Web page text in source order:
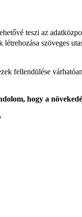
teszi az
szöveges
fellendülése
hogy a